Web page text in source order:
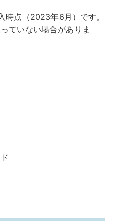
時点（2023年6月）です。
ていない場合がありま